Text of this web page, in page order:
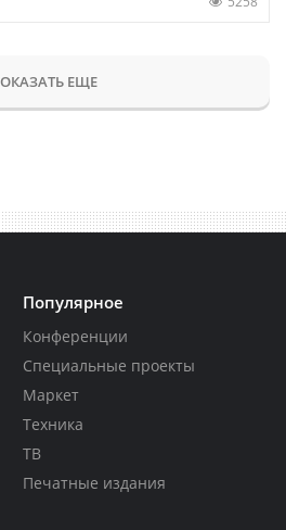
ЕЩЕ
Популярное
Конференции
Специальные проекты
Маркет
Техника
ТВ
Печатные издания